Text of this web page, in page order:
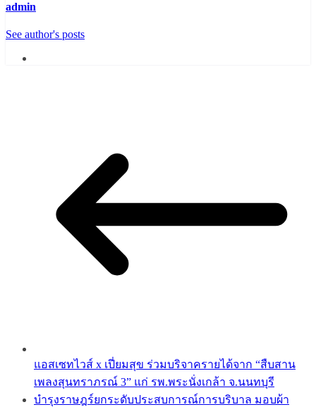
admin
See author's posts
แอสเซทไวส์ x เปี่ยมสุข ร่วมบริจาครายได้จาก “สืบสาน
เพลงสุนทราภรณ์ 3” แก่ รพ.พระนั่งเกล้า จ.นนทบุรี
บำรุงราษฎร์ยกระดับประสบการณ์การบริบาล มอบผ้า